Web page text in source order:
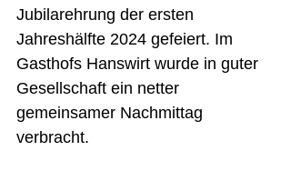
Jubilarehrung der ersten
Jahreshälfte 2024 gefeiert. Im
Gasthofs Hanswirt wurde in guter
Gesellschaft ein netter
gemeinsamer Nachmittag
verbracht.